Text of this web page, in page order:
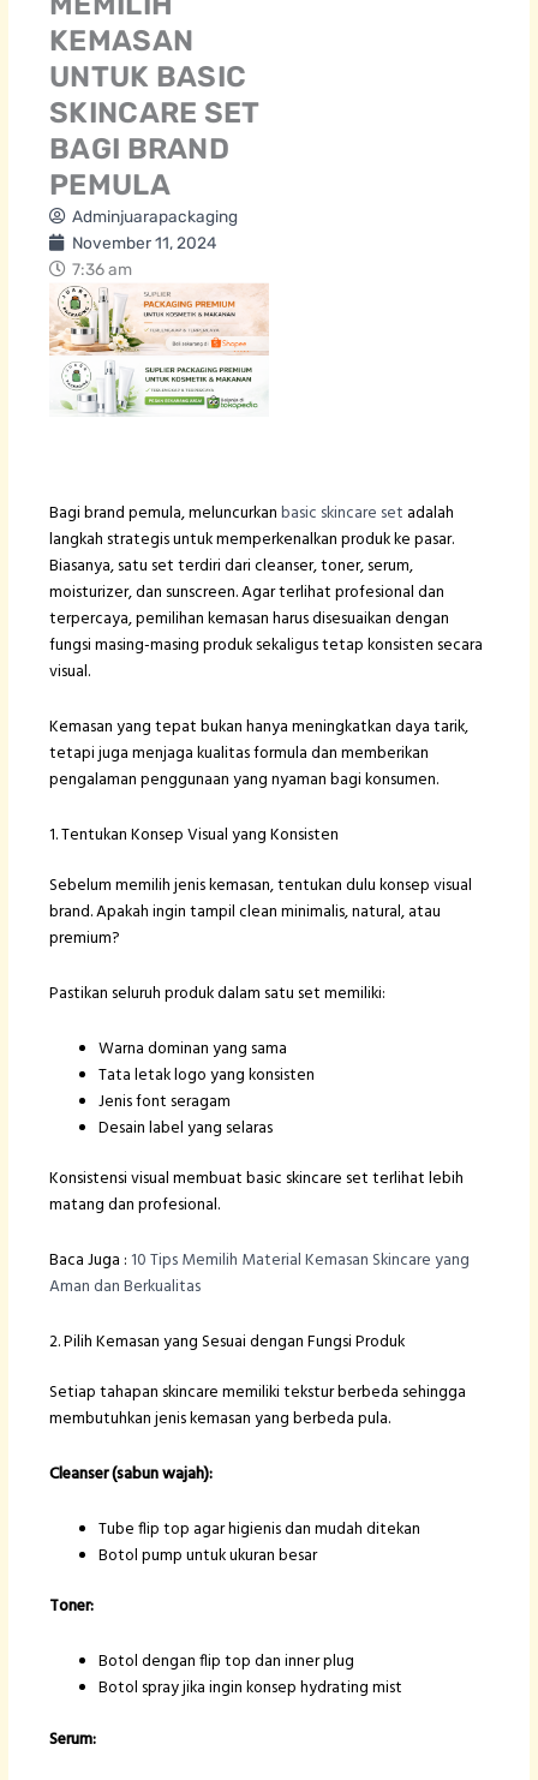
KEMASAN
UNTUK BASIC
SKINCARE SET
BAGI BRAND
PEMULA
Adminjuarapackaging
November 11, 2024
7:36 am
Bagi brand pemula, meluncurkanbasic skincare set adalah
langkah strategis untuk memperkenalkan produk ke pasar.
Biasanya, satu set terdiri dari cleanser, toner, serum,
moisturizer, dan sunscreen. Agar terlihat profesional dan
terpercaya, pemilihan kemasan harus disesuaikan dengan
fungsi masing-masing produk sekaligus tetap konsisten secara
visual.
Kemasan yang tepat bukan hanya meningkatkan daya tarik,
tetapi juga menjaga kualitas formula dan memberikan
pengalaman penggunaan yang nyaman bagi konsumen.
1. Tentukan Konsep Visual yang Konsisten
Sebelum memilih jenis kemasan, tentukan dulu konsep visual
brand. Apakah ingin tampil clean minimalis, natural, atau
premium?
Pastikan seluruh produk dalam satu set memiliki:
Warna dominan yang sama
Tata letak logo yang konsisten
Jenis font seragam
Desain label yang selaras
Konsistensi visual membuat basic skincare set terlihat lebih
matang dan profesional.
Baca Juga : 10 Tips Memilih Material Kemasan Skincare yang
Aman dan Berkualitas
2. Pilih Kemasan yang Sesuai dengan Fungsi Produk
Setiap tahapan skincare memiliki tekstur berbeda sehingga
membutuhkan jenis kemasan yang berbeda pula.
Cleanser (sabun wajah):
Tube flip top agar higienis dan mudah ditekan
Botol pump untuk ukuran besar
Toner:
Botol dengan flip top dan inner plug
Botol spray jika ingin konsep hydrating mist
Serum: